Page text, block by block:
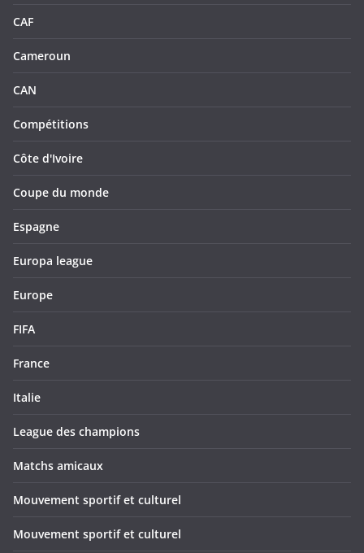
CAF
Cameroun
CAN
Compétitions
Côte d'Ivoire
Coupe du monde
Espagne
Europa league
Europe
FIFA
France
Italie
League des champions
Matchs amicaux
Mouvement sportif et culturel
Mouvement sportif et culturel